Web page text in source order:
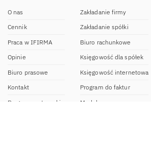
O nas
Cennik
Praca w IFIRMA
Opinie
Biuro prasowe
Kontakt
Program partnerski
Zakładanie firmy
Zakładanie spółki
Biuro rachunkowe
Księgowość dla spółek
Księgowość internetowa
Program do faktur
Moduł e-commerce